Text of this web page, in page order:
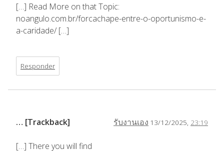
[…] Read More on that Topic:
noangulo.com.br/forcachape-entre-o-oportunismo-e-
a-caridade/ […]
Responder
รับงานเอง 13/12/2025, 23:19
… [Trackback]
[…] There you will find